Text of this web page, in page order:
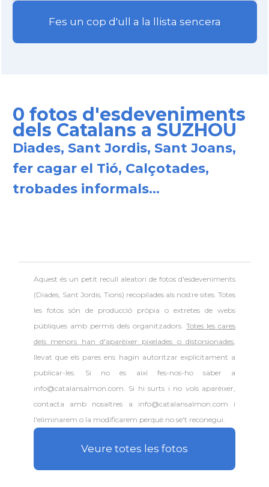
Fes un cop d'ull a la llista sencera
0 fotos d'esdeveniments
dels Catalans a SUZHOU
Diades, Sant Jordis, Sant Joans,
fer cagar el Tió, Calçotades,
trobades informals...
Aquest és un petit recull aleatori defotos d'esdeveniments
(Diades, Sant Jordis, Tions) recopilades als nostre sites. Totes
les fotos són de producció pròpia o extretes de webs
públiques amb permís dels organitzadors.Totes les cares
dels menors han d'aparèixer pixelades o distorsionades,
llevat que els pares ens hagin autoritzar explícitament a
publicar-les. Si no és així fes-nos-ho saber a
info@catalansalmon.com. Si hi surts i no vols aparèixer,
contacta amb nosaltres a info@catalansalmon.com i
l'eliminarem o la modificarem perquè no se't reconegui.
Veure totes les fotos